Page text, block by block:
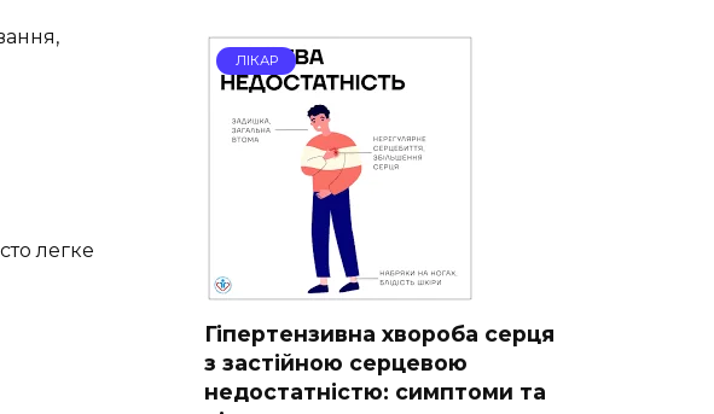
легке
ЛІКАР
Гіпертензивна хвороба серця
з застійною серцевою
недостатністю: симптоми та